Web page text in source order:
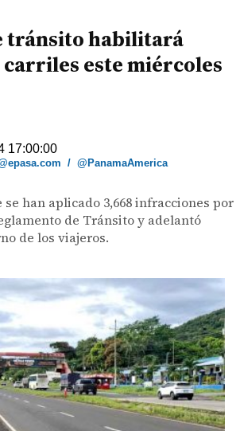
tránsito habilitará
este miércoles
17:00:00
/@PanamaAmerica
se han aplicado 3,668 infracciones por
de Tránsito y adelantó
de los viajeros.